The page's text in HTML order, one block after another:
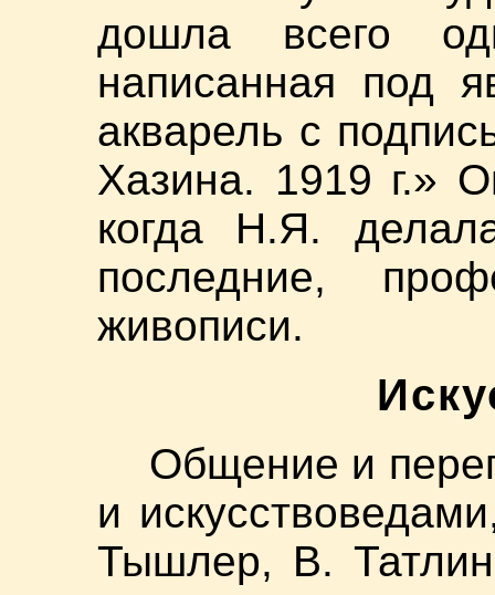
дошла всего
написанная под
акварель с
Хазина. 1919 г.»
когда Н.Я.
последние,
живописи.
Общение и
и
Тышлер, В.